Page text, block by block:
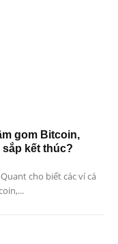
gom Bitcoin,
sắp kết thúc?
cho biết các ví cá